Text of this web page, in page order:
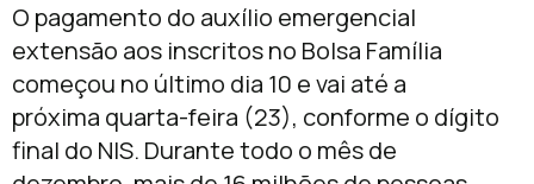
O pagamento do auxílio emergencial
extensão aos inscritos no Bolsa Família
começou no último dia 10 e vai até a
próxima quarta-feira (23), conforme o dígito
final do NIS. Durante todo o mês de